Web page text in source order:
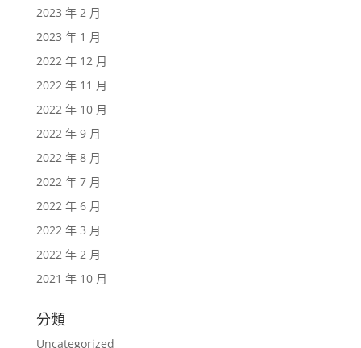
2023 年 2 月
2023 年 1 月
2022 年 12 月
2022 年 11 月
2022 年 10 月
2022 年 9 月
2022 年 8 月
2022 年 7 月
2022 年 6 月
2022 年 3 月
2022 年 2 月
2021 年 10 月
分類
Uncategorized